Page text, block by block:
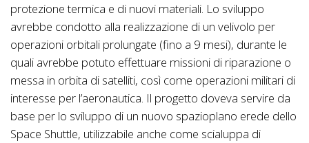
protezione termica e di nuovi materiali. Lo sviluppo
avrebbe condotto alla realizzazione di un velivolo per
operazioni orbitali prolungate (fino a 9 mesi), durante le
quali avrebbe potuto effettuare missioni di riparazione o
messa in orbita di satelliti, così come operazioni militari di
interesse per l’aeronautica. Il progetto doveva servire da
base per lo sviluppo di un nuovo spazioplano erede dello
Space Shuttle, utilizzabile anche come scialuppa di